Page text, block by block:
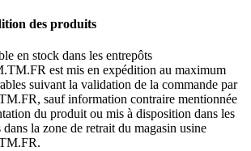
des produits
en stock dans les entrepôts
est mis en expédition au maximum
suivant la validation de la commande par
sauf information contraire mentionnée
du produit ou mis à disposition dans les
la zone de retrait du magasin usine